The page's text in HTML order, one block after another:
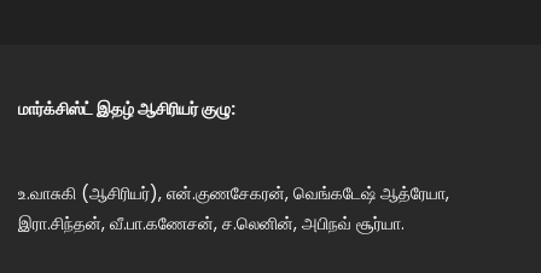
மார்க்சிஸ்ட் இதழ் ஆசிரியர் குழு:
உ.வாசுகி (ஆசிரியர்), என்.குணசேகரன், வெங்கடேஷ் ஆத்ரேயா,
இரா.சிந்தன், வீ.பா.கணேசன், ச.லெனின், அபிநவ் சூர்யா.